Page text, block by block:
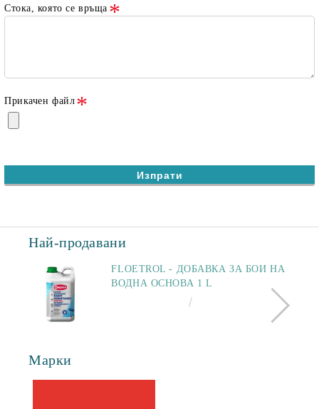
Стока, която се връща
Прикачен файл
Най-продавани
FLOETROL - ДОБАВКА ЗА БОИ НА
ВОДНА ОСНОВА 1 L
Марки